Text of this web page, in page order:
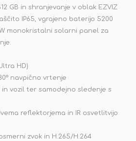
GB in shranjevanje v oblak EZVIZ
IP65, vgrajeno baterijo 5200
monokristalni solarni panel za
HD)
navpično vrtenje
in vozil ter samodejno sledenje s
reflektorjema in IR osvetlitvijo
zvok in H.265/H.264